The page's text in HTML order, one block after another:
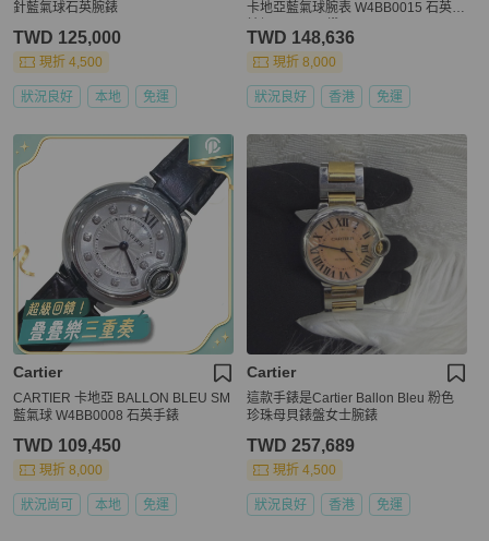
針藍氣球石英腕錶
TWD 125,000
現折 4,500
狀況良好 本地 免運
卡地亞藍氣球腕表 W4BB0015 石英
TWD 148,636
現折 8,000
狀況良好 香港 免運
Cartier
CARTIER 卡地亞 BALLON BLEU SM
藍氣球 W4BB0008 石英手錶
TWD 109,450
現折 8,000
狀況尚可 本地 免運
Cartier
這款手錶是Cartier Ballon Bleu 粉色
珍珠母貝錶盤女士腕錶
TWD 257,689
現折 4,500
狀況良好 香港 免運